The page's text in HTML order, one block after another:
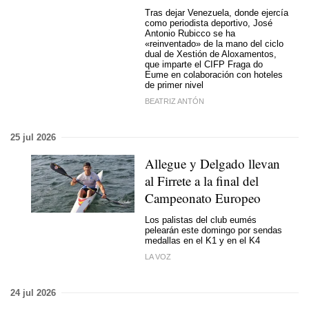
Tras dejar Venezuela, donde ejercía
como periodista deportivo, José
Antonio Rubicco se ha
«reinventado» de la mano del ciclo
dual de Xestión de Aloxamentos,
que imparte el CIFP Fraga do
Eume en colaboración con hoteles
de primer nivel
BEATRIZ ANTÓN
25 jul 2026
Allegue y Delgado llevan
al Firrete a la final del
Campeonato Europeo
Los palistas del club eumés
pelearán este domingo por sendas
medallas en el K1 y en el K4
LA VOZ
24 jul 2026